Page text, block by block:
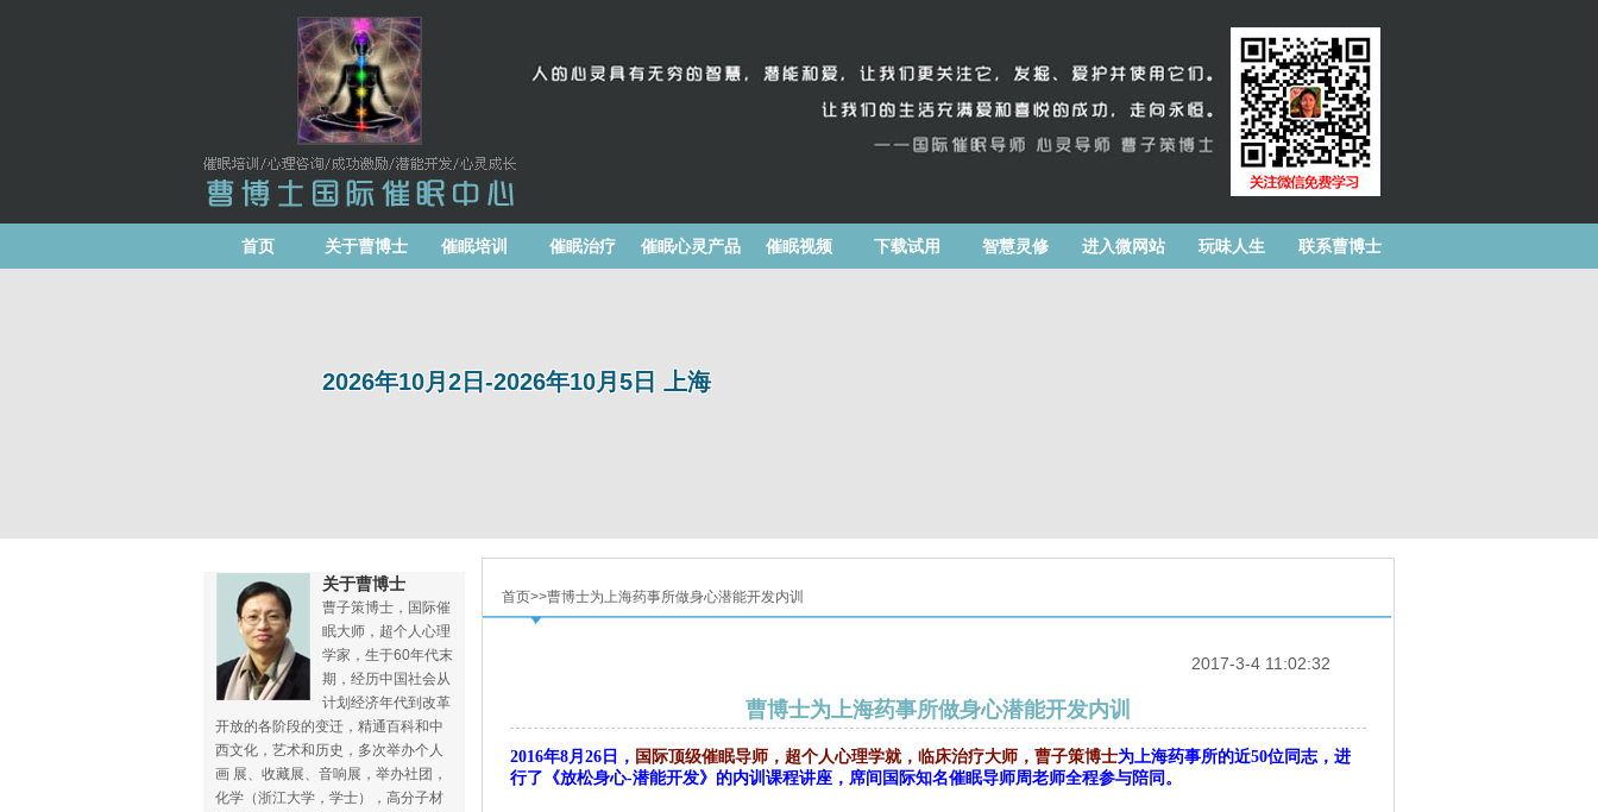
首页 关于曹博士 催眠培训 催眠治疗 催眠心灵产品 催眠视频 下载试用 智慧灵修 进入微网站 玩味人生 联系曹博士
2026年10月2日-2026年10月5日 上海
关于曹博士
曹子策博士，国际催
眠大师，超个人心理
学家，生于60年代末
期，经历中国社会从
计划经济年代到改革
开放的各阶段的变迁，精通百科和中
西文化，艺术和历史，多次举办个人
画 展、收藏展、音响展，举办社团，
化学（浙江大学，学士），高分子材
首页>>曹博士为上海药事所做身心潜能开发内训
2017-3-4 11:02:32
曹博士为上海药事所做身心潜能开发内训
2016年8月26日， 国际顶级催眠导师，超个人心理学就，临床治疗大师，曹子策博士为上海药事所的近50位同志，进
行了《放松身心-潜能开发》的内训课程讲座，席间国际知名催眠导师周老师全程参与陪同。